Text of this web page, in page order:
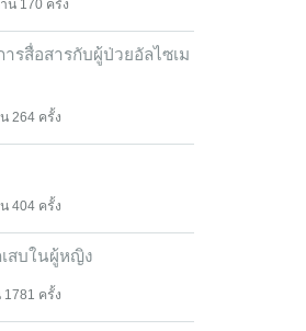
น 170 ครั้ง
รสื่อสารกับผู้ป่วยอัลไซเม
264 ครั้ง
404 ครั้ง
เสบในผู้หญิง
1781 ครั้ง